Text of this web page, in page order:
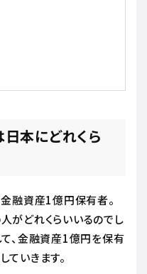
本にどれくら
融資産1億円保有者。
がどれくらいいるのでし
て、金融資産1億円を保有
いきます。